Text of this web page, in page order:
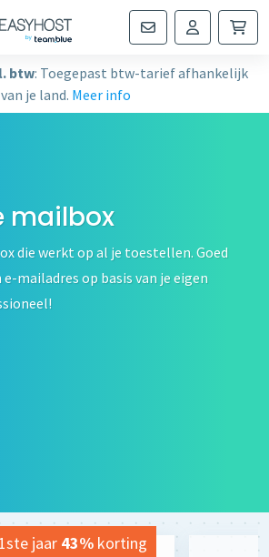
btw: Toegepast btw-tarief afhankelijk
van je land. Meer info
mailbox
die werkt op al je toestellen. Goed
mailadres op basis van je eigen
1ste jaar 43% korting